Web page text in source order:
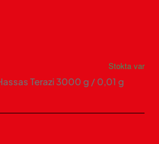
Stokta var
Terazi 3000 g / 0,01 g